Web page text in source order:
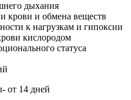
дыхания
крови и обмена веществ
к нагрузкам и гипоксии
кислородом
статуса
от 14 дней